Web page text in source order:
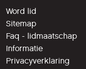
Word lid
Sitemap
Faq - lidmaatschap
Informatie
Privacyverklaring